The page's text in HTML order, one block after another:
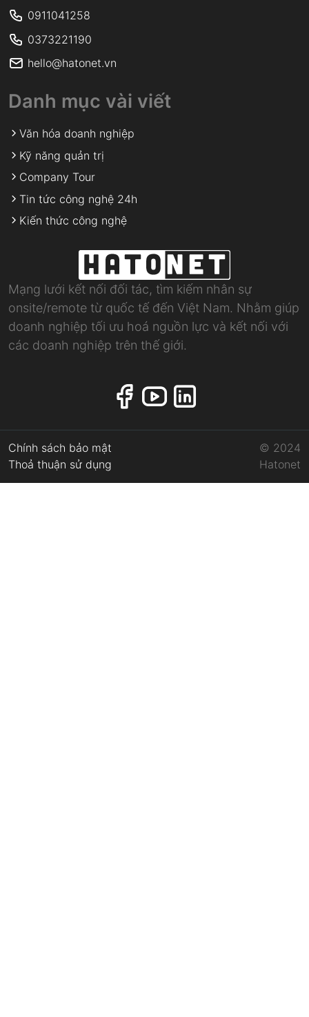
0911041258
0373221190
hello@hatonet.vn
Danh mục vài viết
Văn hóa doanh nghiệp
Kỹ năng quản trị
Company Tour
Tin tức công nghệ 24h
Kiến thức công nghệ
Mạng lưới kết nối đối tác, tìm kiếm nhân sự
onsite/remote từ quốc tế đến Việt Nam. Nhằm giúp
doanh nghiệp tối ưu hoá nguồn lực và kết nối với
các doanh nghiệp trên thế giới.
Chính sách bảo mật
Thoả thuận sử dụng
© 2024
Hatonet